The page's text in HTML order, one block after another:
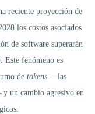
reciente proyección de
los costos asociados
de software superarán
Este fenómeno es
de tokens —las
y un cambio agresivo en